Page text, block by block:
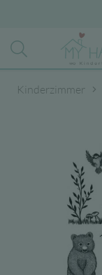
Kinderzimmer